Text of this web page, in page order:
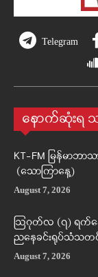
Telegram
နောက်ဆုံးရ သ
KT-FM မြန်မာဘ
(သောကြာနေ့)
August 7, 2026
ဩဂုတ်လ (၇) ရက်န
ညနေခင်းရုပ်သံသတ
August 7, 2026